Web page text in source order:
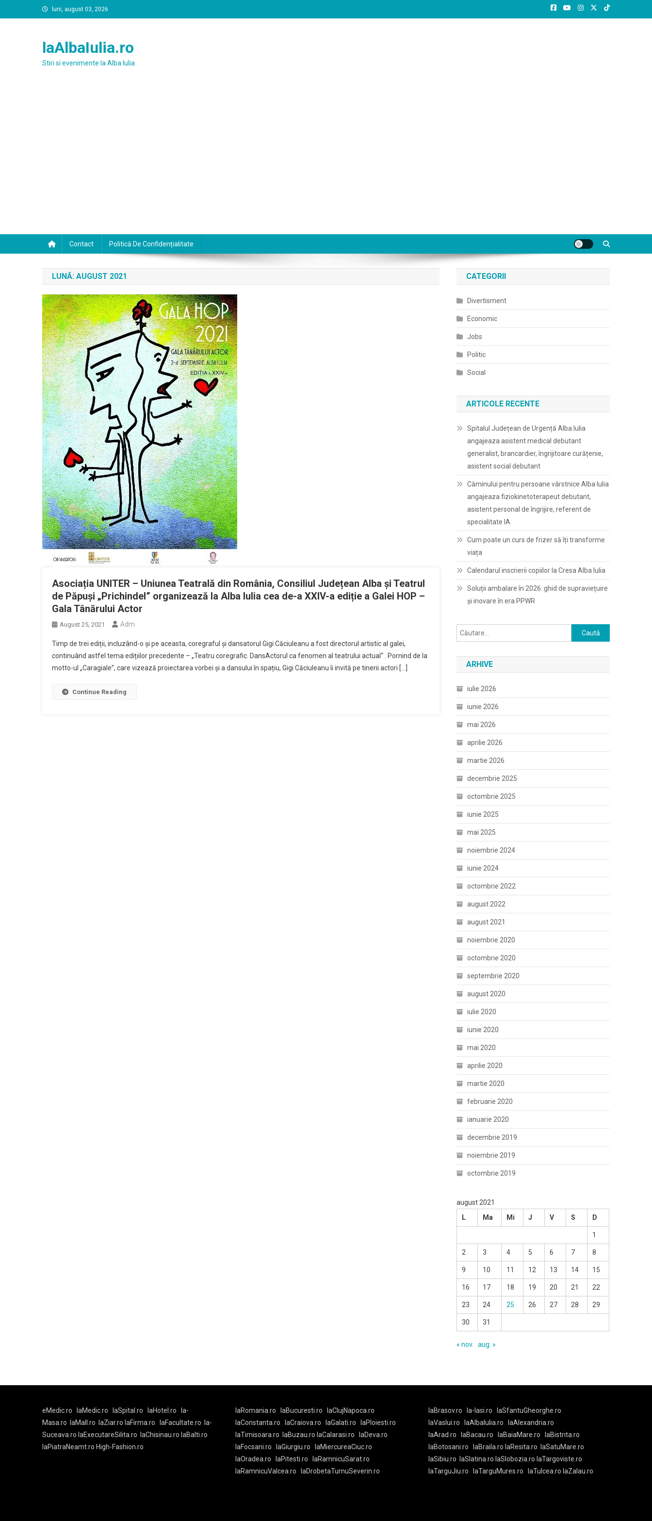
to
luni, august 03, 2026
laAlbaIulia.ro
Stiri si evenimente la Alba Iulia
Contact Politică De Confidențialitate
LUNĂ: AUGUST 2021
Asociația UNITER – Uniunea Teatrală din România, Consiliul Județean Alba și Teatrul
de Păpuși „Prichindel” organizează la Alba Iulia cea de-a XXIV-a ediție a Galei HOP –
Gala Tânărului Actor
August 25, 2021 Adm
Timp de trei ediții, incluzând-o și pe aceasta, coregraful și dansatorul Gigi Căciuleanu a fost directorul artistic al galei,
continuând astfel tema edițiilor precedente – „Teatru coregrafic. DansActorul ca fenomen al teatrului actual“ . Pornind de la
motto-ul „Caragiale”, care vizează proiectarea vorbei și a dansului în spațiu, Gigi Căciuleanu îi invită pe tinerii actori […]
Continue Reading
CATEGORII
Divertisment
Economic
Jobs
Politic
Social
ARTICOLE RECENTE
Spitalul Județean de Urgență Alba Iulia
angajeaza asistent medical debutant
generalist, brancardier, îngrijitoare curățenie,
asistent social debutant
Căminului pentru persoane vârstnice Alba Iulia
angajeaza fiziokinetoterapeut debutant,
asistent personal de îngrijire, referent de
specialitate IA
Cum poate un curs de frizer să îți transforme
viața
Calendarul inscrierii copiilor la Cresa Alba Iulia
Soluții ambalare în 2026: ghid de supraviețuire
și inovare în era PPWR
Caută
după:
ARHIVE
iulie 2026
iunie 2026
mai 2026
aprilie 2026
martie 2026
decembrie 2025
octombrie 2025
iunie 2025
mai 2025
noiembrie 2024
iunie 2024
octombrie 2022
august 2022
august 2021
noiembrie 2020
octombrie 2020
septembrie 2020
august 2020
iulie 2020
iunie 2020
mai 2020
aprilie 2020
martie 2020
februarie 2020
ianuarie 2020
decembrie 2019
noiembrie 2019
octombrie 2019
august 2021
L
Ma Mi J V S D
1
2 3 4 5 6 7 8
9 10 11 12 13 14 15
16 17 18 19 20 21 22
23 24 25 26 27 28 29
30 31
« nov. aug. »
eMedic.ro laMedic.ro laSpital.ro laHotel.ro
la-
Masa.ro
laMall.ro laZiar.ro laFirma.ro laFacultate.ro
la-
Suceava.ro laExecutareSilita.ro laChisinau.ro laBalti.ro
laPiatraNeamt.ro High-Fashion.ro
laRomania.ro laBucuresti.ro
laClujNapoca.ro
laConstanta.ro
laCraiova.ro laGalati.ro
laPloiesti.ro
laTimisoara.ro
laBuzau.ro laCalarasi.ro
laDeva.ro
laFocsani.ro
laGiurgiu.ro
laMiercureaCiuc.ro
laOradea.ro
laPitesti.ro
laRamnicuSarat.ro
laRamnicuValcea.ro
laDrobetaTurnuSeverin.ro
laBrasov.ro la-Iasi.ro
laSfantuGheorghe.ro
laVaslui.ro
laAlbaIulia.ro
laAlexandria.ro
laArad.ro
laBacau.ro laBaiaMare.ro
laBistrita.ro
laBotosani.ro
laBraila.ro laResita.ro
laSatuMare.ro
laSibiu.ro
laSlatina.ro laSlobozia.ro laTargoviste.ro
laTarguJiu.ro
laTarguMures.ro laTulcea.ro laZalau.ro